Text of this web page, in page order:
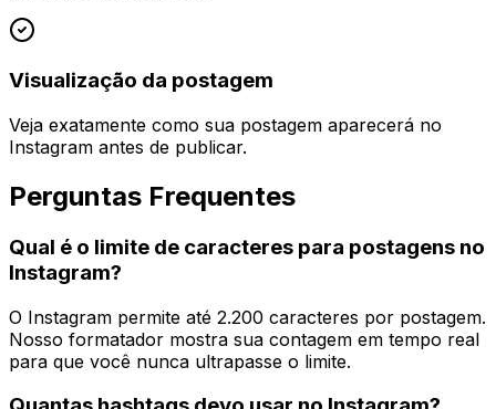
Visualização da postagem
Veja exatamente como sua postagem aparecerá no
Instagram antes de publicar.
Perguntas Frequentes
Qual é o limite de caracteres para postagens no
Instagram?
O Instagram permite até 2.200 caracteres por postagem.
Nosso formatador mostra sua contagem em tempo real
para que você nunca ultrapasse o limite.